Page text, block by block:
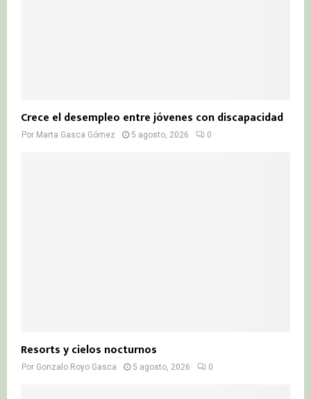
Crece el desempleo entre jóvenes con discapacidad
Por Marta Gasca Gómez 5 agosto, 2026 0
Resorts y cielos nocturnos
Por Gonzalo Royo Gasca 5 agosto, 2026 0